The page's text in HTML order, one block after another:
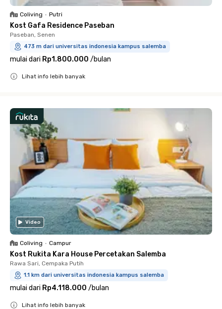
Coliving • Putri
Kost Gafa Residence Paseban
Paseban, Senen
473 m dari universitas indonesia kampus salemba
mulai dari Rp1.800.000 /bulan
Lihat info lebih banyak
Video
Coliving • Campur
Kost Rukita Kara House Percetakan Salemba
Rawa Sari, Cempaka Putih
1.1 km dari universitas indonesia kampus salemba
mulai dari Rp4.118.000 /bulan
Lihat info lebih banyak